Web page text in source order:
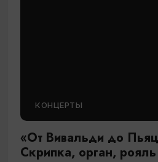
КОНЦЕРТЫ
«От Вивальди до
Скрипка, орган, рояль